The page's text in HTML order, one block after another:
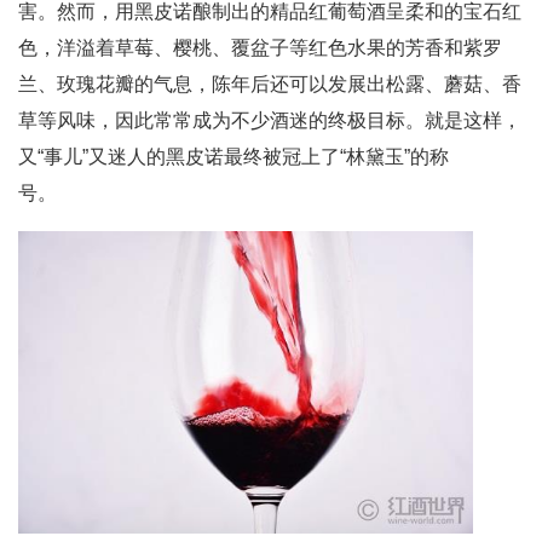
害。然而，用黑皮诺酿制出的精品红葡萄酒呈柔和的宝石红
色，洋溢着草莓、樱桃、覆盆子等红色水果的芳香和紫罗
兰、玫瑰花瓣的气息，陈年后还可以发展出松露、蘑菇、香
草等风味，因此常常成为不少酒迷的终极目标。就是这样，
又“事儿”又迷人的黑皮诺最终被冠上了“林黛玉”的称
号。